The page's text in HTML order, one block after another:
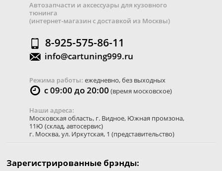
Автозапчасти и аксессуары для кузовного
тюнинга
(интернет-магазин с доставкой из Москвы)
8-925-575-86-11
info@cartuning999.ru
Режима работы: ежедневно, без выходных
с 09:00 до 20:00 (время московское)
Наши адреса:
Московская область, г. Видное, Южная промзона,
11Ю (склад, автосервис)
г. Москва,ул. Иркутская, 1 (представительство)
Зарегистрированные брэнды: